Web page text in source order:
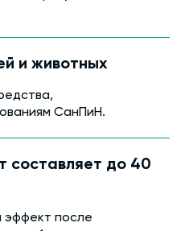
и животных
СанПиН.
составляет до 40
эффект после